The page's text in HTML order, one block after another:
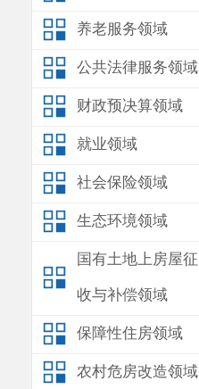
养老服务领域
公共法律服务领域
财政预决算领域
就业领域
社会保险领域
生态环境领域
国有土地上房屋征
收与补偿领域
保障性住房领域
农村危房改造领域